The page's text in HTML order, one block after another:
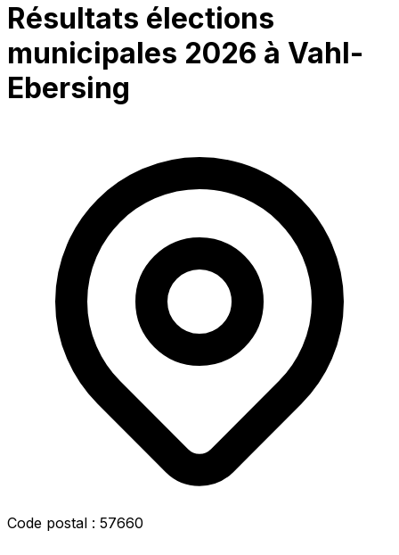
Résultats élections
municipales 2026 à Vahl-
Ebersing
Code postal : 57660